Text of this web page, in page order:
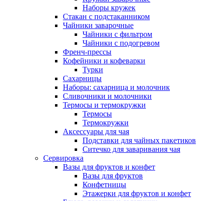
Наборы кружек
Стакан с подстаканником
Чайники заварочные
Чайники с фильтром
Чайники с подогревом
Френч-прессы
Кофейники и кофеварки
Турки
Сахарницы
Наборы: сахарница и молочник
Сливочники и молочники
Термосы и термокружки
Термосы
Термокружки
Аксессуары для чая
Подставки для чайных пакетиков
Ситечко для заваривания чая
Сервировка
Вазы для фруктов и конфет
Вазы для фруктов
Конфетницы
Этажерки для фруктов и конфет